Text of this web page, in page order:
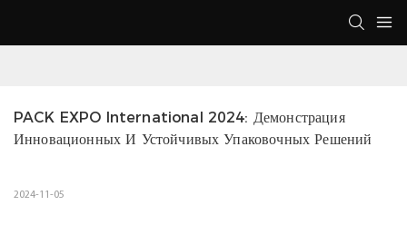
PACK EXPO International 2024: Демонстрация
Инновационных И Устойчивых Упаковочных Решений
2024-11-05